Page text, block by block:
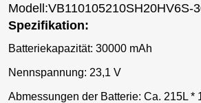
Modell:VB110105210SH20HV6S-
Spezifikation:
Batteriekapazität: 30000 mAh
Nennspannung: 23,1 V
Abmessungen der Batterie: Ca. 215L *